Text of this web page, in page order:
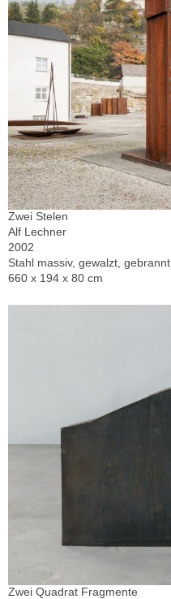
Zwei Stelen
Alf Lechner
2002
Stahl massiv, gewalzt, gebrannt
660 x 194 x 80 cm
Zwei Quadrat Fragmente